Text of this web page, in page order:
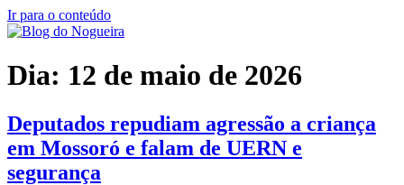
Ir para o conteúdo
Dia: 12 de maio de 2026
Deputados repudiam agressão a criança
em Mossoró e falam de UERN e
segurança